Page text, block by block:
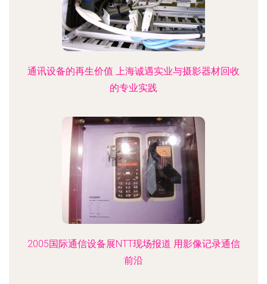
通讯设备的再生价值 上海诚遇实业与摄影器材回收
的专业实践
2005国际通信设备展NTT现场报道 用影像记录通信
前沿